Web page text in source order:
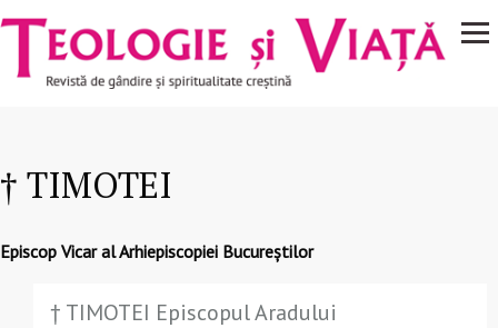
Mergi la conţinutul principal
Navigare
principală
† TIMOTEI
Episcop Vicar al Arhiepiscopiei Bucureștilor
† TIMOTEI Episcopul Aradului